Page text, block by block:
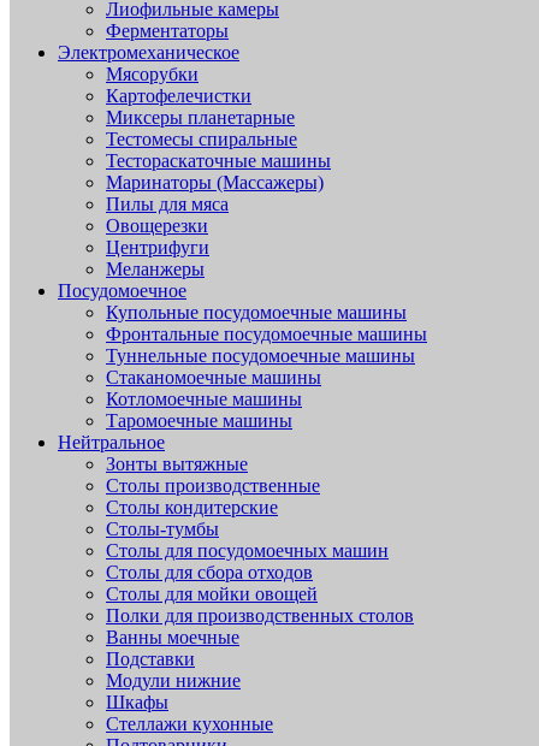
Лиофильные камеры
Ферментаторы
Электромеханическое
Мясорубки
Картофелечистки
Миксеры планетарные
Тестомесы спиральные
Тестораскаточные машины
Маринаторы (Массажеры)
Пилы для мяса
Овощерезки
Центрифуги
Меланжеры
Посудомоечное
Купольные посудомоечные машины
Фронтальные посудомоечные машины
Туннельные посудомоечные машины
Стаканомоечные машины
Котломоечные машины
Таромоечные машины
Нейтральное
Зонты вытяжные
Столы производственные
Столы кондитерские
Столы-тумбы
Столы для посудомоечных машин
Столы для сбора отходов
Столы для мойки овощей
Полки для производственных столов
Ванны моечные
Подставки
Модули нижние
Шкафы
Стеллажи кухонные